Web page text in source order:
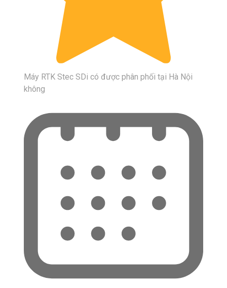
Máy RTK Stec SDi có được phân phối tại Hà Nội
không